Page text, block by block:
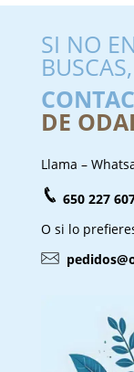
SI NO
BUSCAS,
DE
Llama –
650 227
O si lo